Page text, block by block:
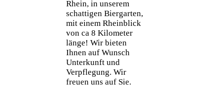
Rhein, in unserem
schattigen Biergarten,
mit einem Rheinblick
von ca 8 Kilometer
länge! Wir bieten
Ihnen auf Wunsch
Unterkunft und
Verpflegung. Wir
freuen uns auf Sie.